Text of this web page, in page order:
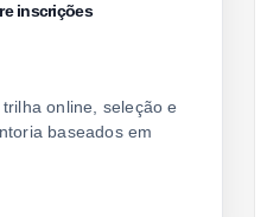
inscrições
online, seleção e
baseados em